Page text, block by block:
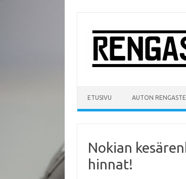
content
ETUSIVU AUTON
Nokian
hinnat!